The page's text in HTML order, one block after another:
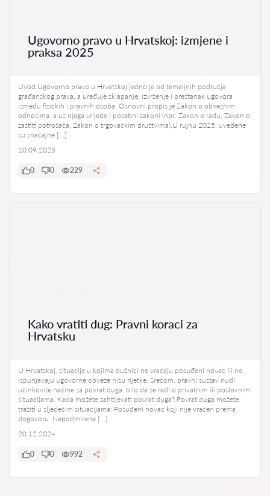
Ugovorno pravo u Hrvatskoj: izmjene i
praksa 2025
Uvod Ugovorno pravo u Hrvatskoj jedno je od temeljnih područja
građanskog prava, a uređuje sklapanje, izvršenje i prestanak ugovora
između fizičkih i pravnih osoba. Osnovni propis je Zakon o obveznim
odnosima, a uz njega vrijede i posebni zakoni (npr. Zakon o radu, Zakon o
zaštiti potrošača, Zakon o trgovačkim društvima).U rujnu 2025. uvedene
su značajne […]
10.09.2025
0 0 229
Kako vratiti dug: Pravni koraci za
Hrvatsku
U Hrvatskoj, situacije u kojima dužnici ne vraćaju posuđeni novac ili ne
ispunjavaju ugovorne obveze nisu rijetke. Srećom, pravni sustav nudi
učinkovite načine za povrat duga, bilo da se radi o privatnim ili poslovnim
situacijama. Kada možete zahtijevati povrat duga? Povrat duga možete
tražiti u sljedećim situacijama: Posuđeni novac koji nije vraćen prema
dogovoru. Nepodmirene […]
20.12.2024
0 0 992